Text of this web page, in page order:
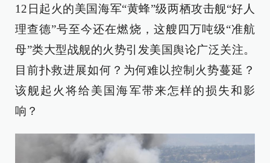
12日起火的美国海军“黄蜂”级两栖攻击舰“好人
理查德”号至今还在燃烧，这艘四万吨级“准航
母”类大型战舰的火势引发美国舆论广泛关注。
目前扑救进展如何？为何难以控制火势蔓延？
该舰起火将给美国海军带来怎样的损失和影
响？